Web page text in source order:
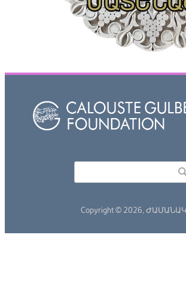
Copyright © 2026, ԺԱՄԱՆԱԿ